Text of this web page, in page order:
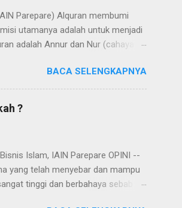
Parepare) Alquran membumi
utamanya adalah untuk menjadi
adalah Annur dan Nur (cahaya).
cahaya di bumi melalui
menetap di Yatsrib, Baginda Nabi
Dalam ungkapan lain, hijrah
itu telah rampung tatkala
BACA SELENGKAPNYA
?
Islam, IAIN Parepare OPINI --
yang telah menyebar dan mampu
tinggi dan berbahaya sebab